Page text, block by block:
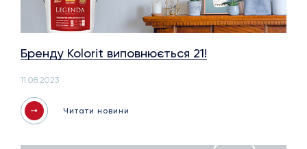
Бренду Kolorit виповнюється 21!
11.08.2023
Читати новини